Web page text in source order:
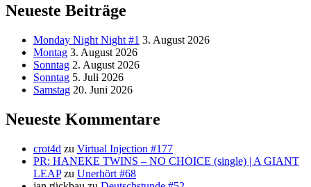
Neueste Beiträge
Monday Night Night #1 3. August 2026
Montag 3. August 2026
Sonntag 2. August 2026
Sonntag 5. Juli 2026
Samstag 20. Juni 2026
Neueste Kommentare
crot4d zu Virtual Injection #177
PR: HANEKE TWINS – NO CHOICE (single) | A GIANT
LEAPzu Unerhört #68